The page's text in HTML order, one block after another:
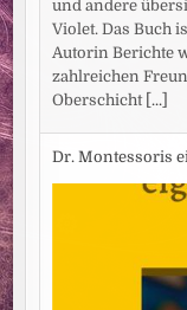
und andere
Violet. Das Buch
Autorin Berichte
zahlreichen
Oberschicht [...]
Dr. Montessoris